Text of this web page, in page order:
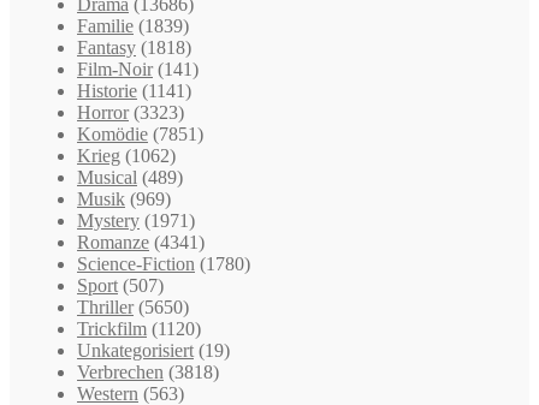
Familie (1839)
Fantasy (1818)
Film-Noir (141)
Historie (1141)
Horror (3323)
Komödie (7851)
Krieg (1062)
Musical (489)
Musik (969)
Mystery (1971)
Romanze (4341)
Science-Fiction (1780)
Sport (507)
Thriller (5650)
Trickfilm (1120)
Unkategorisiert (19)
Verbrechen (3818)
Western (563)